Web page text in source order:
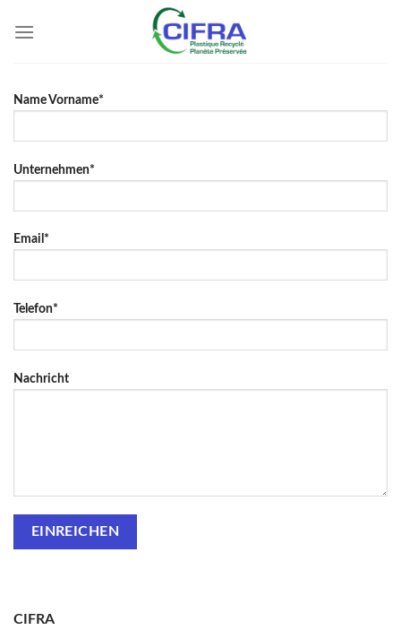
Name Vorname*
Unternehmen*
Email*
Telefon*
Nachricht
CIFRA